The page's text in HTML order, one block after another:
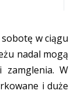
w ciągu
nadal mogą
zamglenia. W
i duże